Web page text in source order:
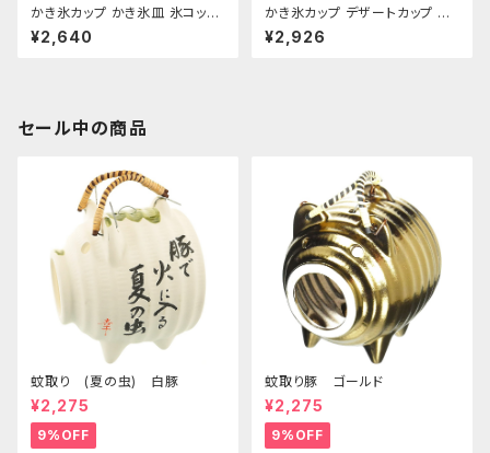
かき氷カップ かき氷皿 氷コップ
デザートカップ、アイスクリーム
カップ 鳴門 花 フラッペ デザー
¥2,640
かき氷カップ デザートカップ パ
フェ・サンデーグラス サンゴ 琉
球ガラス おすすめ
¥2,926
セール中の商品
蚊取り (夏の虫) 白豚
¥2,275
9%OFF
蚊取り豚 ゴールド
¥2,275
9%OFF